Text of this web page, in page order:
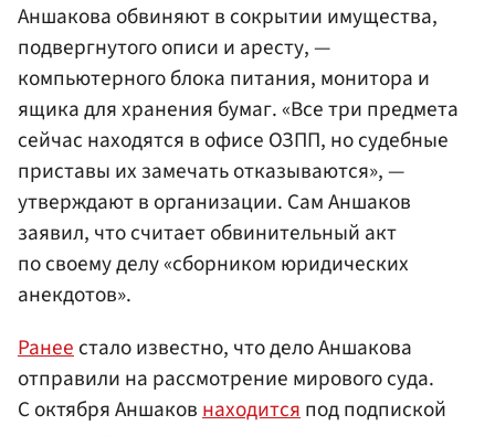
Аншакова обвиняют в сокрытии имущества,
подвергнутого описи и аресту, —
компьютерного блока питания, монитора и
ящика для хранения бумаг. «Все три предмета
сейчас находятся в офисе ОЗПП, но судебные
приставы их замечать отказываются», —
утверждают в организации. Сам Аншаков
заявил, что считает обвинительный акт
по своему делу «сборником юридических
анекдотов».
Ранее стало известно, что дело Аншакова
отправили на рассмотрение мирового суда.
С октября Аншаков находится под подпиской